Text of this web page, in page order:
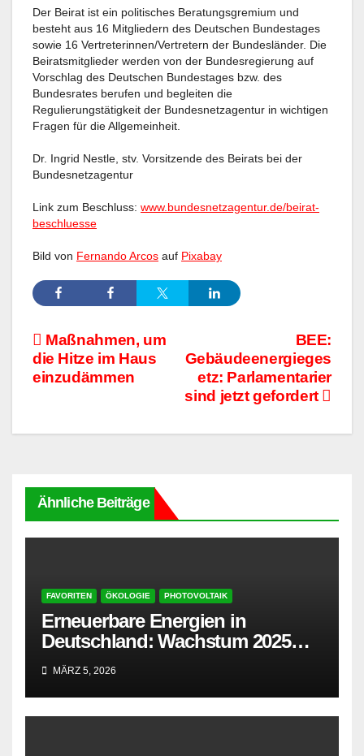
Der Beirat ist ein politisches Beratungsgremium und
besteht aus 16 Mitgliedern des Deutschen Bundestages
sowie 16 Vertreterinnen/Vertretern der Bundesländer. Die
Beiratsmitglieder werden von der Bundesregierung auf
Vorschlag des Deutschen Bundestages bzw. des
Bundesrates berufen und begleiten die
Regulierungstätigkeit der Bundesnetzagentur in wichtigen
Fragen für die Allgemeinheit.
Dr. Ingrid Nestle, stv. Vorsitzende des Beirats bei der
Bundesnetzagentur
Link zum Beschluss: www.bundesnetzagentur.de/beirat-
beschluesse
Bild von Fernando Arcos auf Pixabay
Beitragsnavigation
BEE:
Gebäudeenergieges
etz: Parlamentarier
sind jetzt gefordert
Maßnahmen, um
die Hitze im Haus
einzudämmen
Ähnliche Beiträge
FAVORITEN ÖKOLOGIE PHOTOVOLTAIK
Erneuerbare Energien in
Deutschland: Wachstum 2025
verhalten
MÄRZ 5, 2026